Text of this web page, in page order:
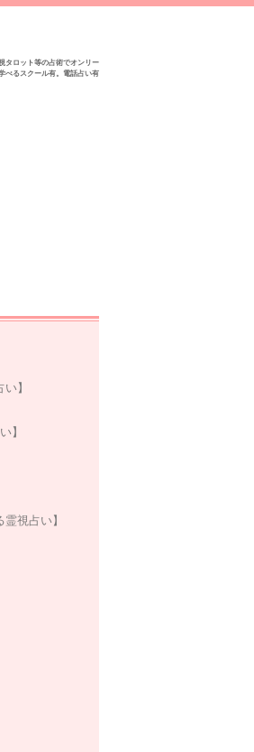
タロット等の占術でオンリー
べるスクール有。電話占い有
】
】
視占い】